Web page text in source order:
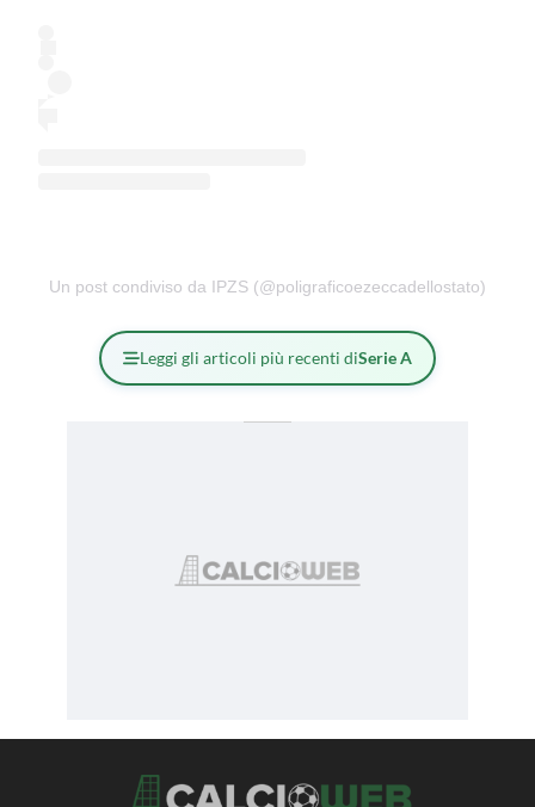
Un post condiviso da IPZS (@poligraficoezeccadellostato)
Leggi gli articoli più recenti diSerie A